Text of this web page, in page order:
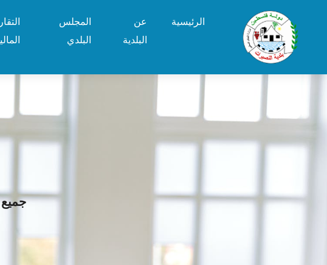
الرئيسية
عن
البلدية
المجلس
البلدي